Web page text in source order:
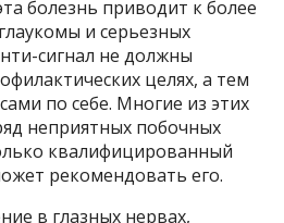
болезнь приводит к более
и серьезных
сигнал не должны
целях, а тем
по себе. Многие из этих
неприятных побочных
квалифицированный
рекомендовать его.
в глазных нервах,